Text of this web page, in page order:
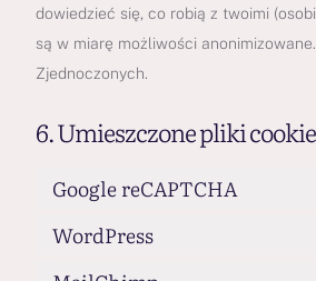
dowiedzieć się, co robią z twoimi
są w miarę możliwości
Zjednoczonych.
6. Umieszczone pliki cookie
Google reCAPTCHA
WordPress